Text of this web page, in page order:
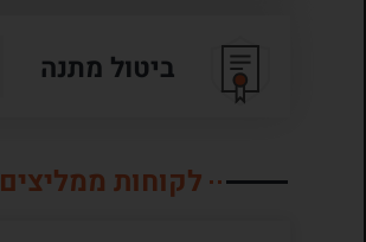
ביטול מתנה
לקוחות ממליצים